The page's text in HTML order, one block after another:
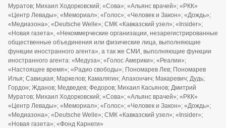
Муратов; Михаил Ходорковский; «Сова»; «Альянс врачей»; «РКК»
«Центр Левады»; «Мемориал»; «Голос»; «Человек и Закон»; «Дождь»;
«Медиазона»; «Deutsche Welle»; СМК «Кавказский узел»; «Insider»;
«Новая газета», «Некоммерческие организации, незарегистрированные
общественные объединения или физические лица, выполняющие
функции иностранного агента», а так же СМИ, выполняющие функции
иностранного агента: «Медуза»; «Голос Америки»; «Реалии»;
«Настоящее время»; «Радио свободы»; Пономарев Лев; Пономарев
Илья; Савицкая; Маркелов; Камалягин; Апахончич; Макаревич; Дудь;
Гордон; Жданов; Медведев; Федоров; Михаил Касьянов; Дмитрий
Муратов; Михаил Ходорковский; «Сова»; «Альянс врачей»; «РКК»
«Центр Левады»; «Мемориал»; «Голос»; «Человек и Закон»; «Дождь»;
«Медиазона»; «Deutsche Welle»; СМК «Кавказский узел»; «Insider»;
«Новая газета»; «Фонд Карнеги»